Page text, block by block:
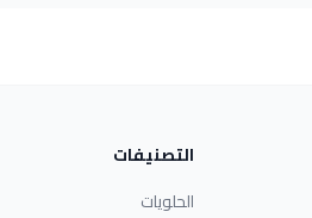
التصنيفات
الحلويات